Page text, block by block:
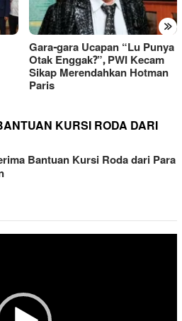
»
Gara-gara Ucapan “Lu Punya
Otak Enggak?”, PWI Kecam
Sikap Merendahkan Hotman
Paris
KURSI RODA DARI
Bantuan Kursi Roda dari Para